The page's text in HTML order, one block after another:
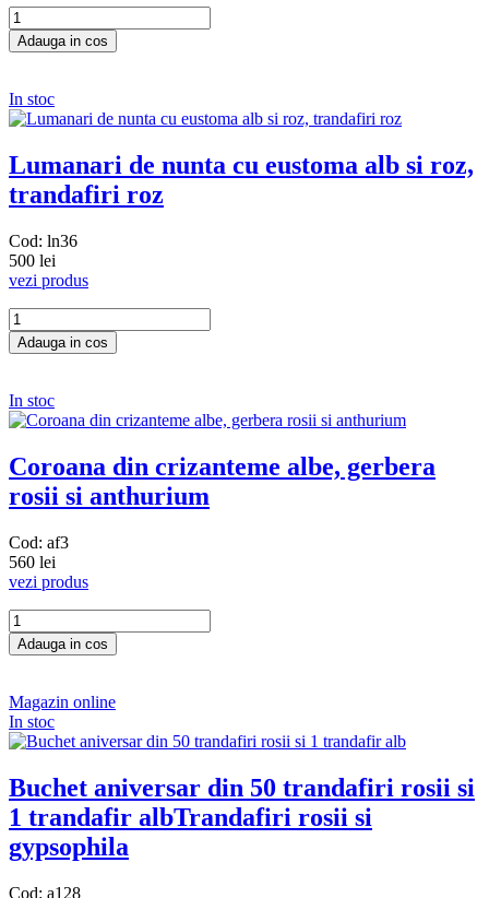
In stoc
Lumanari de nunta cu eustoma alb si roz,
trandafiri roz
Cod: ln36
500 lei
vezi produs
In stoc
Coroana din crizanteme albe, gerbera
rosii si anthurium
Cod: af3
560 lei
vezi produs
Magazin online
In stoc
Buchet aniversar din 50 trandafiri rosii si
1 trandafir albTrandafiri rosii si
gypsophila
Cod: a128